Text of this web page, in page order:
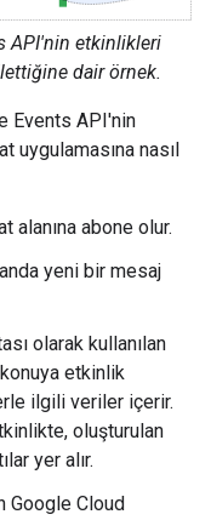
API'nin etkinlikleri
dair örnek.
Events API'nin
uygulamasına nasıl
alanına abone olur.
yeni bir mesaj
olarak kullanılan
etkinlik
ilgili veriler içerir.
oluşturulan
yer alır.
Google Cloud